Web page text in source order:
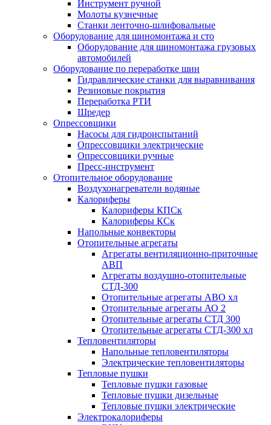
Инструмент ручной
Молоты кузнечные
Станки ленточно-шлифовальные
Оборудование для шиномонтажа и сто
Оборудование для шиномонтажа грузовых
автомобилей
Оборудование по переработке шин
Гидравлические станки для выравнивания
Резиновые покрытия
Переработка РТИ
Шредер
Опрессовщики
Насосы для гидроиспытаний
Опрессовщики электрические
Опрессовщики ручные
Пресс-инструмент
Отопительное оборудование
Воздухонагреватели водяные
Калориферы
Калориферы КПСк
Калориферы КСк
Напольные конвекторы
Отопительные агрегаты
Агрегаты вентиляционно-приточные
АВП
Агрегаты воздушно-отопительные
СТД-300
Отопительные агрегаты АВО хл
Отопительные агрегаты АО 2
Отопительные агрегаты СТД 300
Отопительные агрегаты СТД-300 хл
Тепловентиляторы
Напольные тепловентиляторы
Электрические тепловентиляторы
Тепловые пушки
Тепловые пушки газовые
Тепловые пушки дизельные
Тепловые пушки электрические
Электрокалориферы